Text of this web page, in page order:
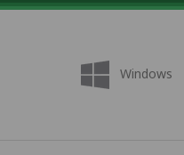
Windows